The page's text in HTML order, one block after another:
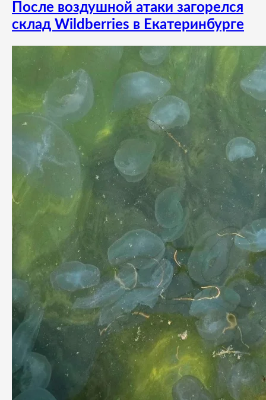
После воздушной атаки загорелся
склад Wildberries в Екатеринбурге